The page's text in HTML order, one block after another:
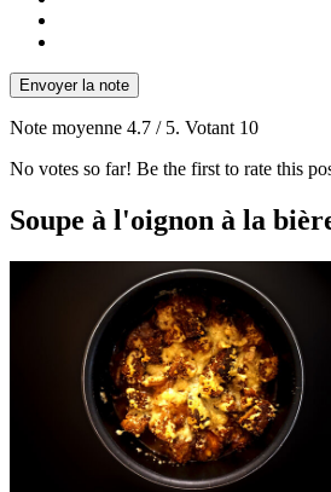
Envoyer la note
Note moyenne 4.7 / 5. Votant 10
No votes so far! Be the first to rate this
Soupe à l'oignon à la